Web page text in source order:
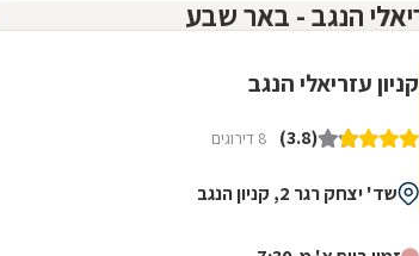
קניון עזריאלי הנגב
(3.8) 8 דירוגים
שד' יצחק רגר 2, קניון הנגב